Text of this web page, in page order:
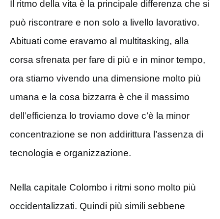
Il ritmo della vita è la principale differenza che si
può riscontrare e non solo a livello lavorativo.
Abituati come eravamo al multitasking, alla
corsa sfrenata per fare di più e in minor tempo,
ora stiamo vivendo una dimensione molto più
umana e la cosa bizzarra è che il massimo
dell’efficienza lo troviamo dove c’è la minor
concentrazione se non addirittura l’assenza di
tecnologia e organizzazione.
Nella capitale Colombo i ritmi sono molto più
occidentalizzati. Quindi più simili sebbene